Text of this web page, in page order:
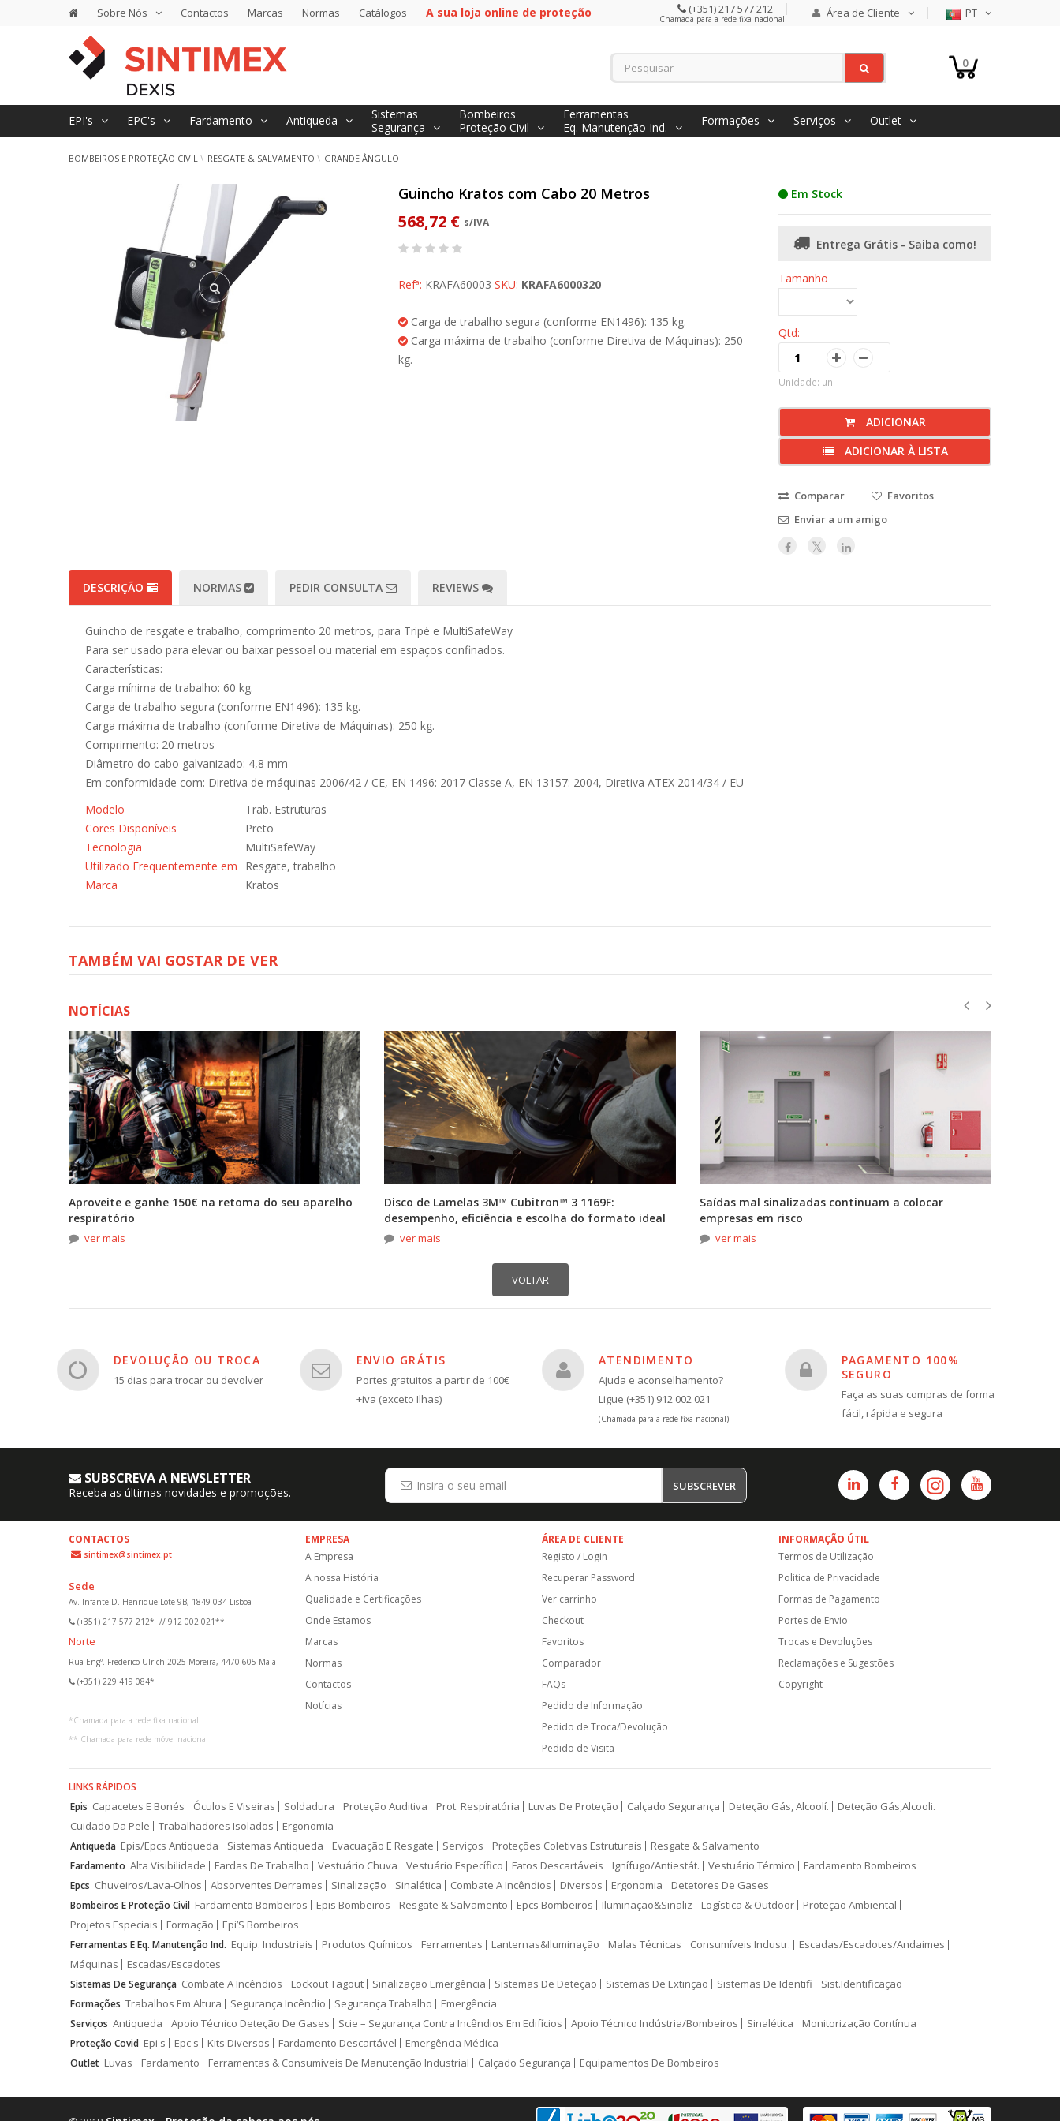
Sobre Nós Contactos Marcas Normas Catálogos A sua loja online de proteção (+351) 217 577 212
Chamada para a rede fixa nacional Área de Cliente PT
0
EPI's EPC's Fardamento Antiqueda
Sistemas
Segurança
Bombeiros
Proteção Civil
Ferramentas
Eq. Manutenção Ind.
Formações Serviços Outlet
BOMBEIROS E PROTEÇÃO CIVIL RESGATE & SALVAMENTO GRANDE ÂNGULO
Guincho Kratos com Cabo 20 Metros
568,72 € s/IVA
Refª: KRAFA60003 SKU: KRAFA6000320
Carga de trabalho segura (conforme EN1496): 135 kg.
Carga máxima de trabalho (conforme Diretiva de Máquinas): 250
kg.
Em Stock
Entrega Grátis - Saiba como!
Tamanho
Qtd:
Unidade: un.
ADICIONAR
ADICIONAR À LISTA
Comparar
Favoritos
Enviar a um amigo
DESCRIÇÃO NORMAS PEDIR CONSULTA REVIEWS
Guincho de resgate e trabalho, comprimento 20 metros, para Tripé e MultiSafeWay
Para ser usado para elevar ou baixar pessoal ou material em espaços confinados.
Características:
Carga mínima de trabalho: 60 kg.
Carga de trabalho segura (conforme EN1496): 135 kg.
Carga máxima de trabalho (conforme Diretiva de Máquinas): 250 kg.
Comprimento: 20 metros
Diâmetro do cabo galvanizado: 4,8 mm
Em conformidade com: Diretiva de máquinas 2006/42 / CE, EN 1496: 2017 Classe A, EN 13157: 2004, Diretiva ATEX 2014/34 / EU
Modelo
Trab. Estruturas
Cores Disponíveis
Preto
Tecnologia
MultiSafeWay
Utilizado Frequentemente em
Resgate, trabalho
Marca
Kratos
TAMBÉM VAI GOSTAR DE VER
NOTÍCIAS
Aproveite e ganhe 150€ na retoma do seu aparelho
respiratório
ver mais
Disco de Lamelas 3M™ Cubitron™ 3 1169F:
desempenho, eficiência e escolha do formato ideal
ver mais
Saídas mal sinalizadas continuam a colocar
empresas em risco
ver mais
DEVOLUÇÃO OU TROCA
15 dias para trocar ou devolver
ENVIO GRÁTIS
Portes gratuitos a partir de 100€
+iva (exceto Ilhas)
ATENDIMENTO
Ajuda e aconselhamento?
Ligue (+351) 912 002 021
(Chamada para a rede fixa nacional)
PAGAMENTO 100%
SEGURO
Faça as suas compras de forma
fácil, rápida e segura
SUBSCREVA A NEWSLETTER
Receba as últimas novidades e promoções. SUBSCREVER
CONTACTOS
sintimex@sintimex.pt
Sede
Av. Infante D. Henrique Lote 9B, 1849-034 Lisboa
(+351) 217 577 212* // 912 002 021**
Norte
Rua Engº. Frederico Ulrich 2025 Moreira, 4470-605 Maia
(+351) 229 419 084*
*Chamada para a rede fixa nacional
** Chamada para rede móvel nacional
EMPRESA
A Empresa
A nossa História
Qualidade e Certificações
Onde Estamos
Marcas
Normas
Contactos
Notícias
ÁREA DE CLIENTE
Registo / Login
Recuperar Password
Ver carrinho
Checkout
Favoritos
Comparador
FAQs
Pedido de Informação
Pedido de Troca/Devolução
Pedido de Visita
INFORMAÇÃO ÚTIL
Termos de Utilização
Politica de Privacidade
Formas de Pagamento
Portes de Envio
Trocas e Devoluções
Reclamações e Sugestões
Copyright
LINKS RÁPIDOS
Epis Capacetes E Bonés Óculos E Viseiras Soldadura Proteção Auditiva Prot. Respiratória Luvas De Proteção Calçado Segurança Deteção Gás, Alcoolí.
Deteção Gás,Alcooli.
Cuidado Da Pele
Trabalhadores Isolados Ergonomia
Antiqueda Epis/Epcs Antiqueda Sistemas Antiqueda Evacuação E Resgate Serviços Proteções Coletivas Estruturais Resgate & Salvamento
Fardamento Alta Visibilidade Fardas De Trabalho Vestuário Chuva Vestuário Específico Fatos Descartáveis Ignífugo/Antiestát. Vestuário Térmico Fardamento Bombeiros
Epcs Chuveiros/Lava-Olhos Absorventes Derrames Sinalização Sinalética Combate A Incêndios Diversos Ergonomia Detetores De Gases
Bombeiros E Proteção Civil Fardamento Bombeiros Epis Bombeiros Resgate & Salvamento Epcs Bombeiros Iluminação&Sinaliz Logística & Outdoor
Proteção Ambiental
Projetos Especiais
Formação Epi’S Bombeiros
Ferramentas E Eq. Manutenção Ind. Equip. Industriais Produtos Químicos Ferramentas Lanternas&Iluminação Malas Técnicas Consumíveis Industr.
Escadas/Escadotes/Andaimes
Máquinas
Escadas/Escadotes
Sistemas De Segurança Combate A Incêndios Lockout Tagout Sinalização Emergência Sistemas De Deteção Sistemas De Extinção Sistemas De Identifi Sist.Identificação
Formações Trabalhos Em Altura Segurança Incêndio Segurança Trabalho Emergência
Serviços Antiqueda Apoio Técnico Deteção De Gases Scie – Segurança Contra Incêndios Em Edifícios Apoio Técnico Indústria/Bombeiros Sinalética Monitorização Contínua
Proteção Covid Epi's Epc's Kits Diversos Fardamento Descartável Emergência Médica
Outlet Luvas Fardamento Ferramentas & Consumíveis De Manutenção Industrial Calçado Segurança Equipamentos De Bombeiros